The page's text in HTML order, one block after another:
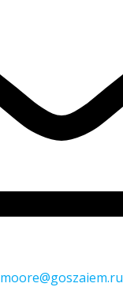
moore@goszaiem.ru